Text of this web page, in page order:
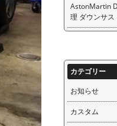
AstonMartin
理 ダウンサ
カテゴリー
お知らせ
カスタム